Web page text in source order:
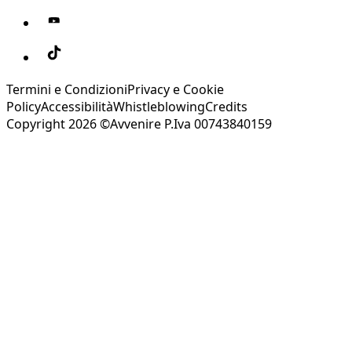
Termini e CondizioniPrivacy e Cookie
PolicyAccessibilitàWhistleblowingCredits
Copyright 2026 ©Avvenire P.Iva 00743840159